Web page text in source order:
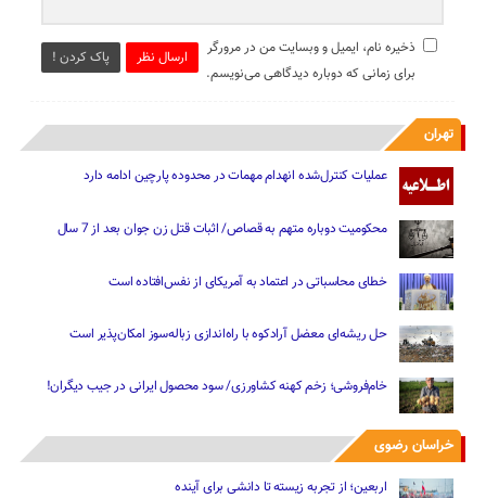
ارسال نظر پاک کردن !
ذخیره نام، ایمیل و وبسایت من در مرورگر
برای زمانی که دوباره دیدگاهی می‌نویسم.
تهران
عملیات کنترل‌شده انهدام مهمات در محدوده پارچین ادامه دارد
محکومیت دوباره متهم به قصاص/ اثبات قتل زن جوان بعد از 7 سال
خطای محاسباتی در اعتماد به آمریکای از نفس‌افتاده است
حل ریشه‌ای معضل آرادکوه با راه‌اندازی زباله‌سوز امکان‌پذیر است
خام‌فروشی؛ زخم کهنه کشاورزی/ سود محصول ایرانی در جیب دیگران!
خراسان رضوی
اربعین؛ از تجربه زیسته تا دانشی برای آینده